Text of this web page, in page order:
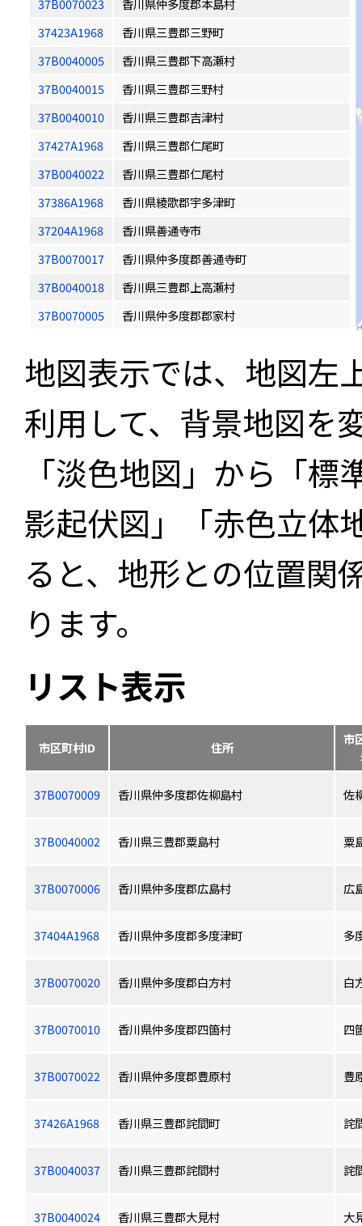
37B0070023
香川県仲多度郡本島村
37423A1968
香川県三豊郡三野町
37B0040005
香川県三豊郡下高瀬村
37B0040015
香川県三豊郡三野村
37B0040010
香川県三豊郡吉津村
37427A1968
香川県三豊郡仁尾町
37B0040022
香川県三豊郡仁尾村
37386A1968
香川県綾歌郡宇多津町
37204A1968
香川県善通寺市
37B0070017
香川県仲多度郡善通寺町
37B0040018
香川県三豊郡上高瀬村
37B0070005
香川県仲多度郡郡家村
地図表示では、地図左
利用して、背景地図を
「淡色地図」から「
影起伏図」「赤色立体
ると、地形との位置関
ります。
リスト表示
市区町村ID 住所
市
37B0070009 香川県仲多度郡佐柳島村 佐
37B0040002 香川県三豊郡粟島村 粟
37B0070006 香川県仲多度郡広島村 広
37404A1968 香川県仲多度郡多度津町 多
37B0070020 香川県仲多度郡白方村 白
37B0070010 香川県仲多度郡四箇村 四
37B0070022 香川県仲多度郡豊原村 豊
37426A1968 香川県三豊郡詫間町 詫
37B0040037 香川県三豊郡詫間村 詫
37B0040024 香川県三豊郡大見村 大